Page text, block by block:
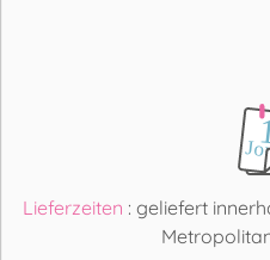
Lieferzeiten : geliefert